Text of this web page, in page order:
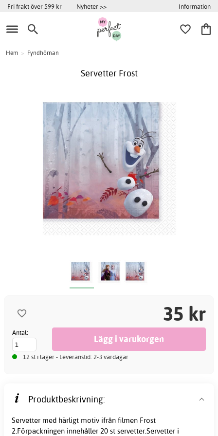
Fri frakt över 599 kr Nyheter >> Information
Hem > Fyndhörnan
Servetter Frost
35 kr
Antal:
12 st i lager - Leveranstid: 2-3 vardagar
Produktbeskrivning:
Servetter med härligt motiv ifrån filmen Frost
2.Förpackningen innehåller 20 st servetter.Servetter i